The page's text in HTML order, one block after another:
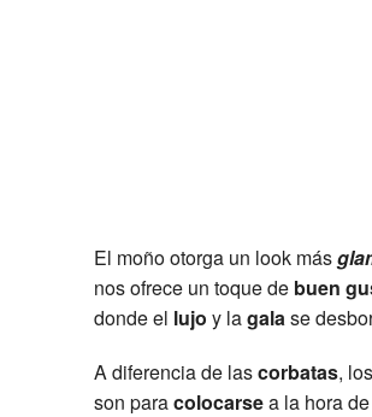
El moño otorga un look más
nos ofrece un toque de buen
donde el lujo y lagalase
A diferencia de lascorbatas,
son paracolocarsea la hora de